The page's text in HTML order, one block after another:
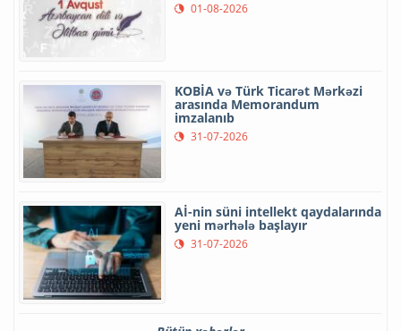
01-08-2026
KOBİA və Türk Ticarət Mərkəzi
arasında Memorandum
imzalanıb
31-07-2026
Aİ-nin süni intellekt qaydalarında
yeni mərhələ başlayır
31-07-2026